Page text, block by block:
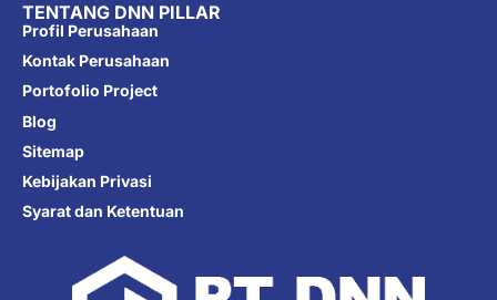
TENTANG DNN PILLAR
Profil Perusahaan
Kontak Perusahaan
Portofolio Project
Blog
Sitemap
Kebijakan Privasi
Syarat dan Ketentuan